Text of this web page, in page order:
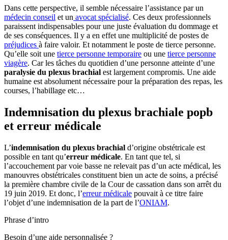
Dans cette perspective, il semble nécessaire l’assistance par un
médecin conseil et un avocat spécialisé. Ces deux professionnels
paraissent indispensables pour une juste évaluation du dommage et
de ses conséquences. Il y a en effet une multiplicité de postes de
préjudices à faire valoir. Et notamment le poste de tierce personne.
Qu’elle soit une tierce personne temporaire ou une tierce personne
viagère. Car les tâches du quotidien d’une personne atteinte d’une
paralysie du plexus brachial est largement compromis. Une aide
humaine est absolument nécessaire pour la préparation des repas, les
courses, l’habillage etc…
Indemnisation du plexus brachiale popb
et erreur médicale
L’indemnisation du plexus brachial d’origine obstétricale est
possible en tant qu’erreur médicale. En tant que tel, si
l’accouchement par voie basse ne relevait pas d’un acte médical, les
manouvres obstétricales constituent bien un acte de soins, a précisé
la première chambre civile de la Cour de cassation dans son arrêt du
19 juin 2019. Et donc, l’erreur médicale pouvait à ce titre faire
l’objet d’une indemnisation de la part de l’ONIAM.
Phrase d’intro
Besoin d’une aide personnalisée ?